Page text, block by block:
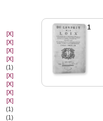
[X]
[X]
[X]
[X]
(1)
[X]
[X]
[X]
[X]
(1)
(1)
1